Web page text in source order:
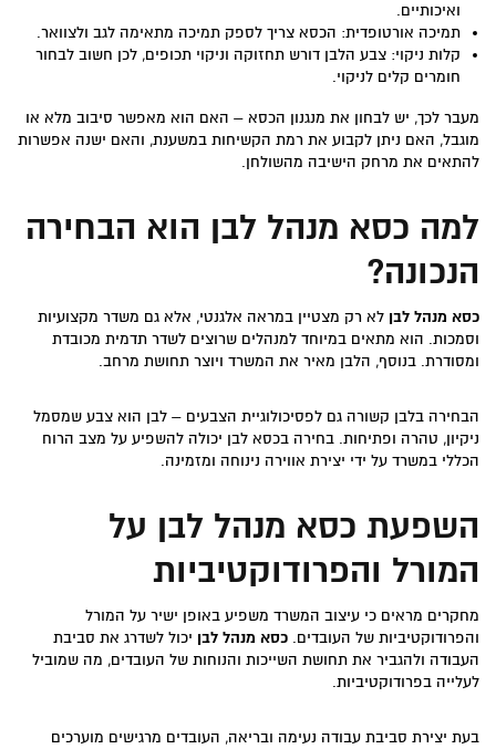
ואיכותיים.
תמיכה אורטופדית: הכסא צריך לספק תמיכה מתאימה לגב ולצוואר.
קלות ניקוי: צבע הלבן דורש תחזוקה וניקוי תכופים, לכן חשוב לבחור
חומרים קלים לניקוי.
מעבר לכך, יש לבחון את מנגנון הכסא – האם הוא מאפשר סיבוב מלא או
מוגבל, האם ניתן לקבוע את רמת הקשיחות במשענת, והאם ישנה אפשרות
להתאים את מרחק הישיבה מהשולחן.
למה כסא מנהל לבן הוא הבחירה
הנכונה?
כסא מנהל לבן לא רק מצטיין במראה אלגנטי, אלא גם משדר מקצועיות
וסמכות. הוא מתאים במיוחד למנהלים שרוצים לשדר תדמית מכובדת
ומסודרת. בנוסף, הלבן מאיר את המשרד ויוצר תחושת מרחב.
הבחירה בלבן קשורה גם לפסיכולוגיית הצבעים – לבן הוא צבע שמסמל
ניקיון, טהרה ופתיחות. בחירה בכסא לבן יכולה להשפיע על מצב הרוח
הכללי במשרד על ידי יצירת אווירה נינוחה ומזמינה.
השפעת כסא מנהל לבן על
המורל והפרודוקטיביות
מחקרים מראים כי עיצוב המשרד משפיע באופן ישיר על המורל
והפרודוקטיביות של העובדים. כסא מנהל לבן יכול לשדרג את סביבת
העבודה ולהגביר את תחושת השייכות והנוחות של העובדים, מה שמוביל
לעלייה בפרודוקטיביות.
בעת יצירת סביבת עבודה נעימה ובריאה, העובדים מרגישים מוערכים